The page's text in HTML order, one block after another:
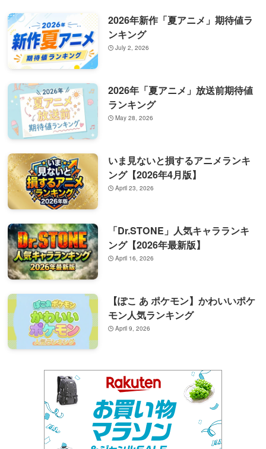
2026年新作「夏アニメ」期待値ラ
ンキング
July 2, 2026
2026年「夏アニメ」放送前期待値
ランキング
May 28, 2026
いま見ないと損するアニメランキ
ング【2026年4月版】
April 23, 2026
「Dr.STONE」人気キャラランキ
ング【2026年最新版】
April 16, 2026
【ぽこ あ ポケモン】かわいいポケ
モン人気ランキング
April 9, 2026